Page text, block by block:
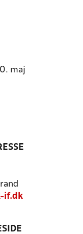
maj
if.dk